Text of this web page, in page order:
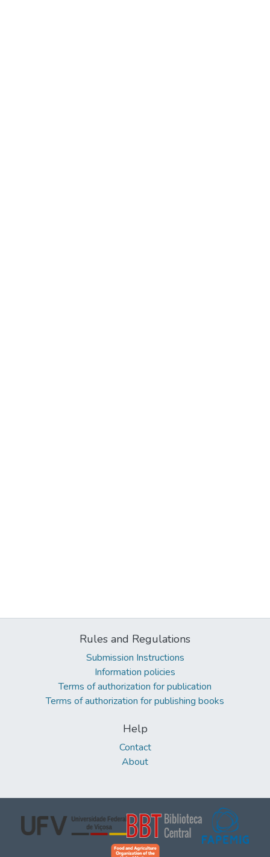
Rules and Regulations
Submission Instructions
Information policies
Terms of authorization for publication
Terms of authorization for publishing books
Help
Contact
About